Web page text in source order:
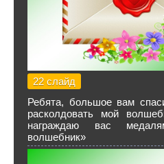
22 слайд
Ребята, большое вам
расколдовать мой
награждаю вас
волшебник»